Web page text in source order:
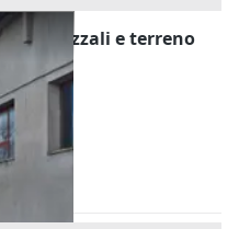
piazzali e terreno